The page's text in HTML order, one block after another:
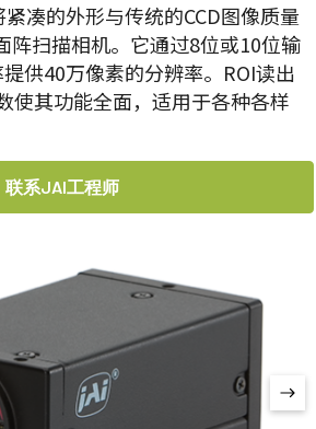
凑的外形与传统的CCD图像质量
阵扫描相机。它通过8位或10位输
供40万像素的分辨率。ROI读出
使其功能全面，适用于各种各样
联系JAI工程师